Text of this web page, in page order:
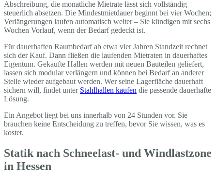
Abschreibung, die monatliche Mietrate lässt sich vollständig
steuerlich absetzen. Die Mindestmietdauer beginnt bei vier Wochen;
Verlängerungen laufen automatisch weiter – Sie kündigen mit sechs
Wochen Vorlauf, wenn der Bedarf gedeckt ist.
Für dauerhaften Raumbedarf ab etwa vier Jahren Standzeit rechnet
sich der Kauf. Dann fließen die laufenden Mietraten in dauerhaftes
Eigentum. Gekaufte Hallen werden mit neuen Bauteilen geliefert,
lassen sich modular verlängern und können bei Bedarf an anderer
Stelle wieder aufgebaut werden. Wer seine Lagerfläche dauerhaft
sichern will, findet unter Stahlhallen kaufen die passende dauerhafte
Lösung.
Ein Angebot liegt bei uns innerhalb von 24 Stunden vor. Sie
brauchen keine Entscheidung zu treffen, bevor Sie wissen, was es
kostet.
Statik nach Schneelast- und Windlastzone
in Hessen